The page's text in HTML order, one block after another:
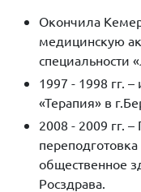
Окончила
медицинскую
специальности
1997 - 1998 гг. –
«Терапия» в
2008 - 2009 гг.
общественное
Росздрава.